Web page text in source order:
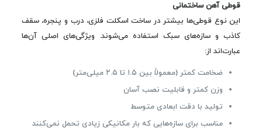
قوطی آهن ساختمانی
این نوع قوطی‌ها بیشتر در ساخت اسکلت فلزی، درب و پنجره، سقف
کاذب و سازه‌های سبک استفاده می‌شوند. ویژگی‌های اصلی آن‌ها
عبارت‌اند از:
ضخامت کمتر (معمولاً بین ۱.۵ تا ۲.۵ میلی‌متر)
وزن کمتر و قابلیت نصب آسان
تولید با دقت ابعادی متوسط
مناسب برای سازه‌هایی که بار مکانیکی زیادی تحمل نمی‌کنند